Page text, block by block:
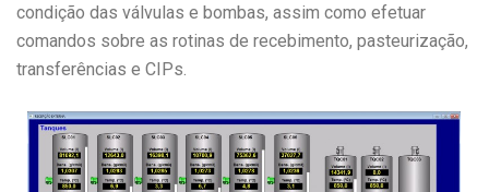
condição das válvulas e bombas, assim como efetuar
comandos sobre as rotinas de recebimento, pasteurização,
transferências e CIPs.